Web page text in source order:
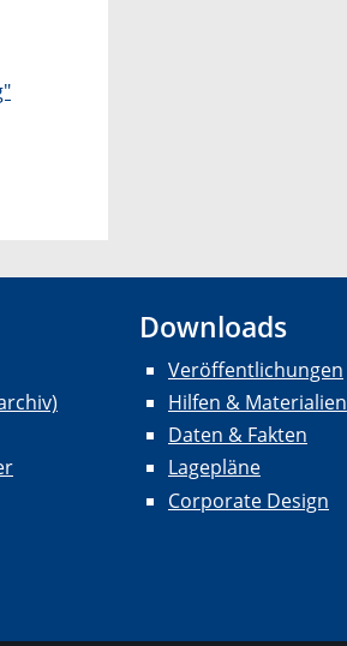
Downloads
Veröffentlichungen
Hilfen & Materialien
Daten & Fakten
Lagepläne
Corporate Design